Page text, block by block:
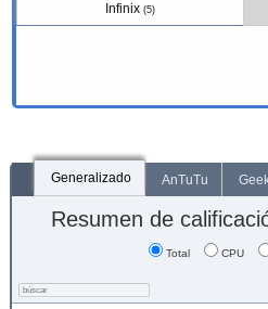
Infinix(5)
Generalizado AnTuTu
Resumen de
Total CPU